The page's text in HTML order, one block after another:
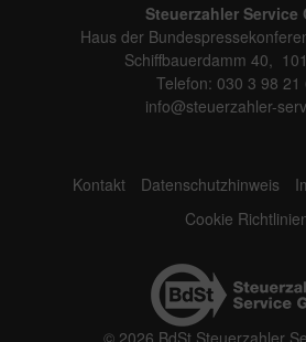
Steuerzahler Service
Haus der
Schiffbauerdamm 40,
Telefon: 030 3 98 21
info@steuerzahler-
Kontakt Datenschutzhinweis
Cookie
© 2026 BdSt Steuerzahler